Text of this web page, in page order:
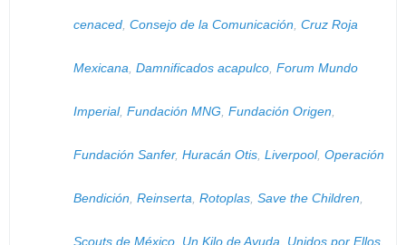
cenaced, Consejo de la Comunicación, Cruz Roja
Mexicana, Damnificados acapulco, Forum Mundo
Imperial, Fundación MNG, Fundación Origen,
Fundación Sanfer, Huracán Otis, Liverpool, Operación
Bendición, Reinserta, Rotoplas, Save the Children,
Scouts de México, Un Kilo de Ayuda, Unidos por Ellos,